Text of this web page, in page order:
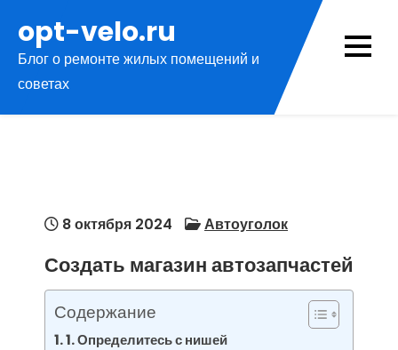
содержимому
opt-velo.ru
Блог о ремонте жилых помещений и
советах
8 октября 2024 Автоуголок
Создать магазин автозапчастей
Содержание
1. Определитесь с нишей